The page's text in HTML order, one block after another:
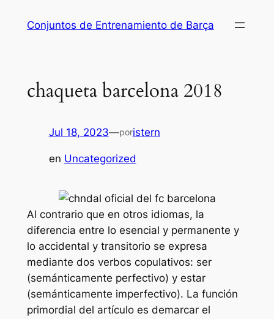
Conjuntos de Entrenamiento de Barça
chaqueta barcelona 2018
Jul 18, 2023—poristern
en Uncategorized
Al contrario que en otros idiomas, la
diferencia entre lo esencial y permanente y
lo accidental y transitorio se expresa
mediante dos verbos copulativos: ser
(semánticamente perfectivo) y estar
(semánticamente imperfectivo). La función
primordial del artículo es demarcar el